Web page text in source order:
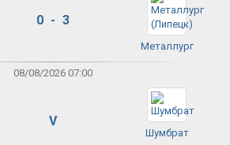
0 - 3
Металлург
08/08/2026 07:00
V
Шумбрат